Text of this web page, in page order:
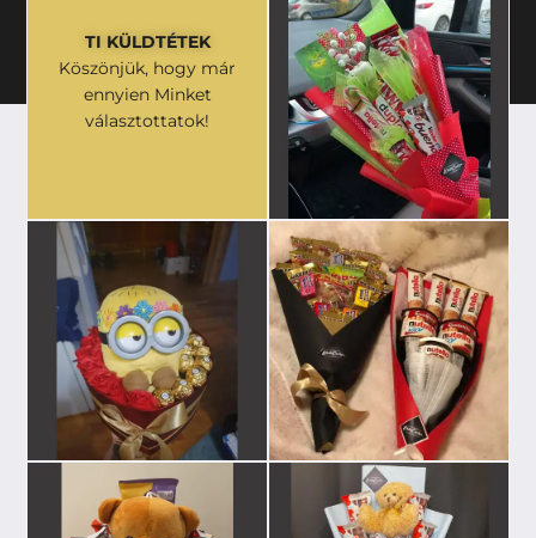
TI KÜLDTÉTEK
Köszönjük, hogy már
ennyien Minket
választottatok!